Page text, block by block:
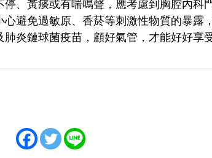
、黃痰或有喘鳴聲，應考慮到胸腔內科
避免過敏原、香菸等刺激性物質的暴露
炎鏈球菌疫苗，顧好氣管，才能好好享